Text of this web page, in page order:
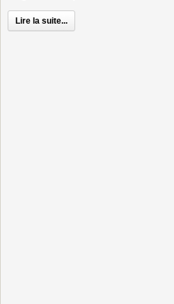
Lire la suite...